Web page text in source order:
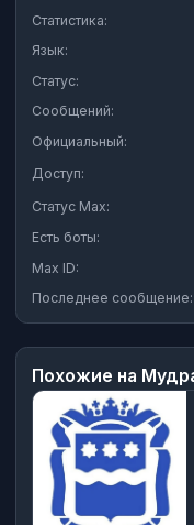
Статистика:
Язык:
Статус:
Сообщений:
Официальный:
Доступ:
Статус Max:
Есть боты:
Max ID:
Последнее сообщение:
Похожие на